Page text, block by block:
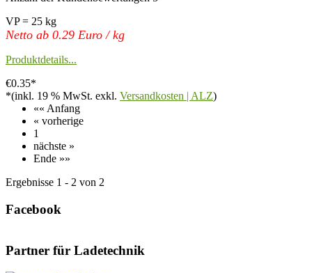
VP = 25 kg
Netto ab 0.29 Euro / kg
Produktdetails...
€0.35*
*(inkl. 19 % MwSt. exkl. Versandkosten | ALZ)
«« Anfang
« vorherige
1
nächste »
Ende »»
Ergebnisse 1 - 2 von 2
Facebook
Partner für Ladetechnik